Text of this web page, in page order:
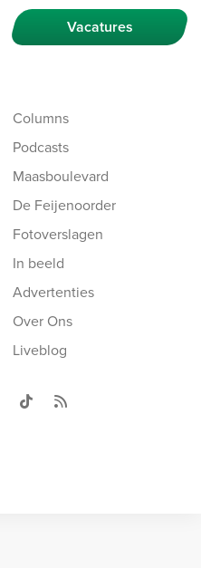
Vacatures
Columns
Podcasts
Maasboulevard
De Feijenoorder
Fotoverslagen
In beeld
Advertenties
Over Ons
Liveblog